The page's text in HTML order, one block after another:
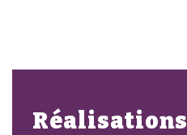
Réalisations